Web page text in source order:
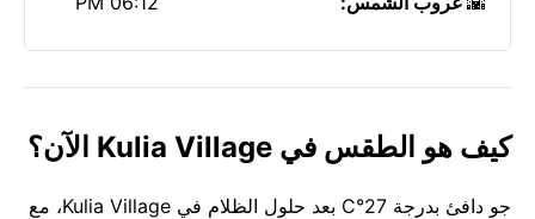
كيف هو الطقس في Kulia Village الآن؟
جو دافئ بدرجة 27°C بعد حلول الظلام في Kulia Village، مع